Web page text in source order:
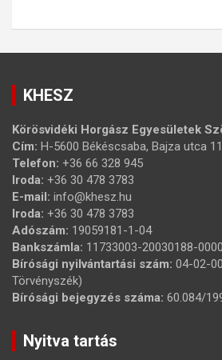
KHESZ
Körösvidéki Horgász Egyesületek
Cím: H-5600 Békéscsaba, Bajza utca
Telefon: +36 66 328 945
Iroda: +36 30 478 3783
E-mail: info@khesz.hu
Iroda: +36 30 478 3783
Adószám: 19059181-1-04
Bankszámla: 11733003-20030188-
Bírósági nyilvántartási szám: 04-02-
Törvényszék)
Bírósági bejegyzés száma: 60.084/
Nyitva tartás